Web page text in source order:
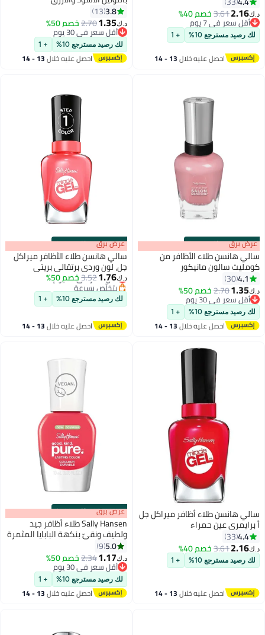
22د.ك‏2.16
3.61خصم 40%
أقل سعر في 7 يوم
أقل سعر في 7 يوم
لك رصيد مسترجع 10% + 1
احصل عليه خلال 13 - 14
3.8
13
د.ك‏1.35
2.70خصم 50%
أقل سعر في 30 يوم
أقل سعر في 30 يوم
لك رصيد مسترجع 10% + 1
احصل عليه خلال 13 - 14
00m:00s
·باقي 100% عرض برق
سالي هانسن طلاء الأظافر من
كومليت سالون مانيكور
4.1
30
د.ك‏1.35
2.70خصم 50%
أقل سعر في 30 يوم
أقل سعر في 30 يوم
لك رصيد مسترجع 10% + 1
احصل عليه خلال 13 - 14
00m:00s
·باقي 100% عرض برق
سالي هانسن طلاء الأظافر ميراكل
جل، لون وردي برتقالي بريتي
بي**جي
د.ك‏1.76
3.52خصم 50%أقل سعر في 30 يوم
بتخلّص بسرعة
أقل سعر في 30 يوم
لك رصيد مسترجع 10% + 1
احصل عليه خلال 13 - 14
22
سالي هانسن طلاء أظافر ميراكل جل
أ برايمري عين حمراء
4.4
33
د.ك‏2.16
3.61خصم 40%
لك رصيد مسترجع 10% + 1
احصل عليه خلال 13 - 14
00m:00s
·باقي 100% عرض برق
Sally Hansen طلاء أظافر جيد
ولطيف ونقيّ بنكهة البابايا المثمرة
5.0
9
د.ك‏1.17
2.34خصم 50%
أقل سعر في 30 يوم
أقل سعر في 30 يوم
لك رصيد مسترجع 10% + 1
احصل عليه خلال 13 - 14